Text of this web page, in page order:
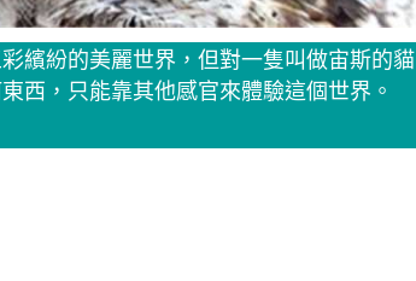
繽紛的美麗世界，但對一隻叫做宙斯的貓
西，只能靠其他感官來體驗這個世界。